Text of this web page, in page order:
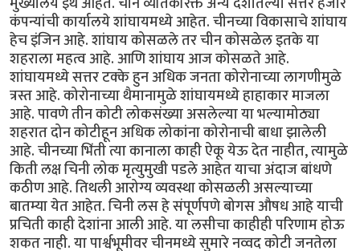
कंपन्यांची कार्यालये शांघायमध्ये आहेत. चीनच्या विकासाचे शांघाय
हेच इंजिन आहे. शांघाय कोसळले तर चीन कोसळेल इतके या
शहराला महत्व आहे. आणि शांघाय आज कोसळते आहे.
शांघायमध्ये सत्तर टक्के हुन अधिक जनता कोरोनाच्या लागणीमुळे
त्रस्त आहे. कोरोनाच्या थैमानामुळे शांघायमध्ये हाहाकार माजला
आहे. पावणे तीन कोटी लोकसंख्या असलेल्या या भल्यामोठ्या
शहरात दोन कोटीहून अधिक लोकांना कोरोनाची बाधा झालेली
आहे. चीनच्या भिंती त्या कानाला काही ऐकू येऊ देत नाहीत, त्यामुळे
किती लक्ष चिनी लोक मृत्युमुखी पडले आहेत याचा अंदाज बांधणे
कठीण आहे. तिथली आरोग्य व्यवस्था कोसळली असल्याच्या
बातम्या येत आहेत. चिनी लस हे संपूर्णपणे बोगस औषध आहे याची
प्रचिती काही देशांना आली आहे. या लसीचा काहीही परिणाम होऊ
शकत नाही. या पार्श्वभूमीवर चीनमध्ये सुमारे नव्वद कोटी जनतेला